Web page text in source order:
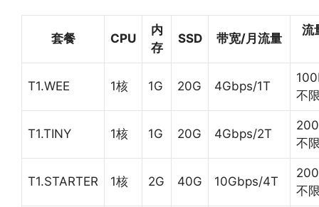
套餐 CPU
内
存
SSD 带宽/月流量
流
T1.WEE 1核 1G 20G 4Gbps/1T
不
T1.TINY 1核 1G 20G 4Gbps/2T
不
T1.STARTER 1核 2G 40G 10Gbps/4T
不